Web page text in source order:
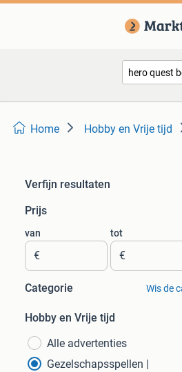
Home Hobby en Vrije tijd
Verfijn resultaten
Prijs
van
€
tot
€
Categorie Wis de
Hobby en Vrije tijd
Alle advertenties
Gezelschapsspellen |